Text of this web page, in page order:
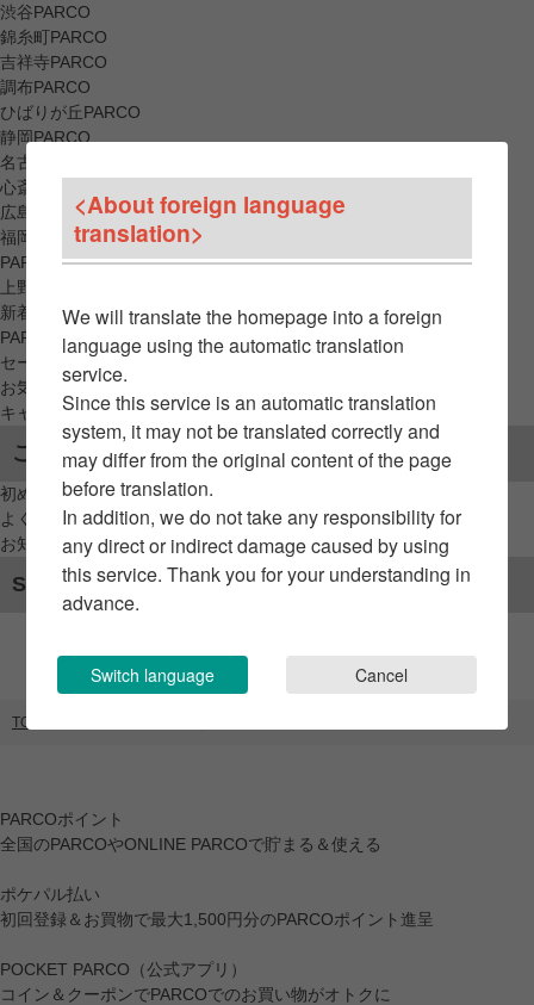
渋谷PARCO
錦糸町PARCO
吉祥寺PARCO
調布PARCO
ひばりが丘PARCO
静岡PARCO
名古屋PARCO
心斎橋PARCO
広島PARCO
福岡PARCO
PARCO_ya
上野
新着アイテムから探す
PARCO限定アイテムから探す
セールアイテムから探す
お気に入りから探す
キャンペーン/クーポン対象から探す
ご利用案内
初めてのお客様へ
よくあるご質問 / お問い合わせ
お知らせ
SNSアカウント
TOP
PARCOポイント
全国のPARCOやONLINE PARCOで貯まる＆使える
ポケパル払い
初回登録＆お買物で最大1,500円分のPARCOポイント進呈
POCKET PARCO（公式アプリ）
コイン＆クーポンでPARCOでのお買い物がオトクに
<About foreign language
translation>
We will translate the homepage into a foreign
language using the automatic translation
service.
Since this service is an automatic translation
system, it may not be translated correctly and
may differ from the original content of the page
before translation.
In addition, we do not take any responsibility for
any direct or indirect damage caused by using
this service. Thank you for your understanding in
advance.
Switch language Cancel